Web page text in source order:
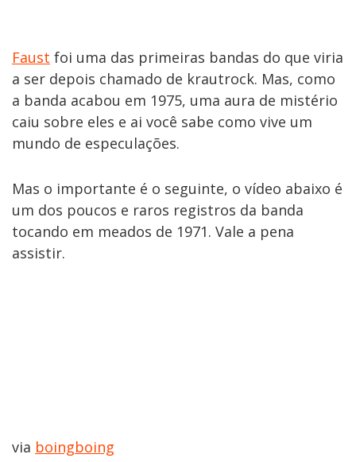
Faust foi uma das primeiras bandas do que viria
a ser depois chamado de krautrock. Mas, como
a banda acabou em 1975, uma aura de mistério
caiu sobre eles e ai você sabe como vive um
mundo de especulações.
Mas o importante é o seguinte, o vídeo abaixo é
um dos poucos e raros registros da banda
tocando em meados de 1971. Vale a pena
assistir.
via boingboing